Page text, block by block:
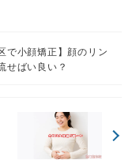
で小顔矯正】顔のリン
せばい良い？